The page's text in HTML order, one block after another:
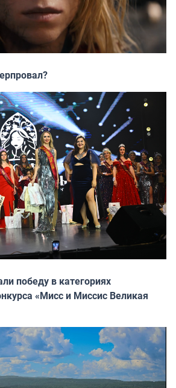
победу в категориях
«Мисс и Миссис Великая